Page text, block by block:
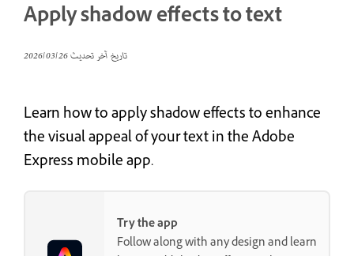
Apply shadow effects to text
تاريخ آخر تحديث26‏/03‏/2026
Learn how to apply shadow effects to enhance
the visual appeal of your text in the Adobe
Express mobile app.
Try the app
Follow along with any design and learn